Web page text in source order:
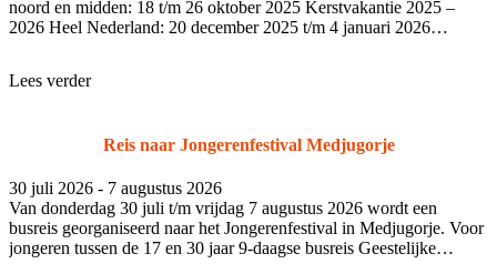
noord en midden: 18 t/m 26 oktober 2025 Kerstvakantie 2025 –
2026 Heel Nederland: 20 december 2025 t/m 4 januari 2026
Lees verder
Reis naar Jongerenfestival Medjugorje
30 juli 2026 - 7 augustus 2026
Van donderdag 30 juli t/m vrijdag 7 augustus 2026 wordt een
busreis georganiseerd naar het Jongerenfestival in Medjugorje. Voor
jongeren tussen de 17 en 30 jaar 9-daagse busreis Geestelijke